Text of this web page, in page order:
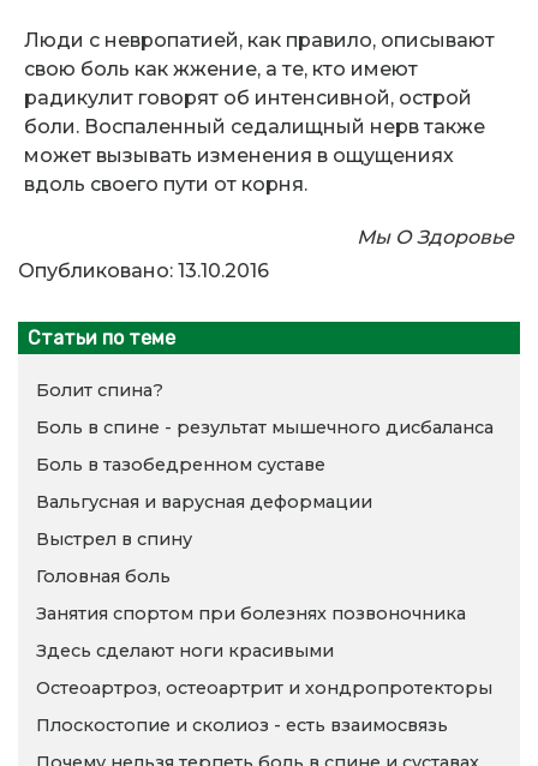
Люди с невропатией, как правило, описывают
свою боль как жжение, а те, кто имеют
радикулит говорят об интенсивной, острой
боли. Воспаленный седалищный нерв также
может вызывать изменения в ощущениях
вдоль своего пути от корня.
Мы О Здоровье
Опубликовано: 13.10.2016
Статьи по теме
Болит спина?
Боль в спине - результат мышечного дисбаланса
Боль в тазобедренном суставе
Вальгусная и варусная деформации
Выстрел в спину
Головная боль
Занятия спортом при болезнях позвоночника
Здесь сделают ноги красивыми
Остеоартроз, остеоартрит и хондропротекторы
Плоскостопие и сколиоз - есть взаимосвязь